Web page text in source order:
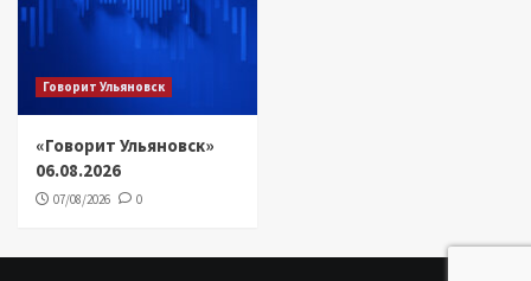
Говорит Ульяновск
«Говорит Ульяновск»
06.08.2026
07/08/2026 0